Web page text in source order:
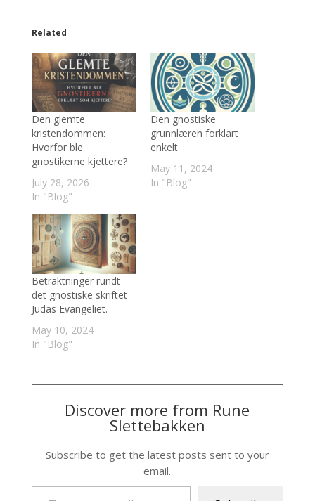
Related
Den glemte
kristendommen:
Hvorfor ble
gnostikerne kjettere?
July 28, 2026
In "Blog"
Den gnostiske
grunnlæren forklart
enkelt
May 11, 2024
In "Blog"
Betraktninger rundt
det gnostiske skriftet
Judas Evangeliet.
May 10, 2024
In "Blog"
Discover more from Rune
Slettebakken
Subscribe to get the latest posts sent to your
email.
Type your email…